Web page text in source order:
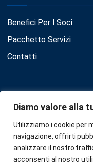
Diamo valore alla
Utilizziamo i cookie per
navigazione, offrirti
analizzare il nostro
acconsenti al nostro
Benefici Per I Soci
Pacchetto Servizi
Contatti
Privacy•